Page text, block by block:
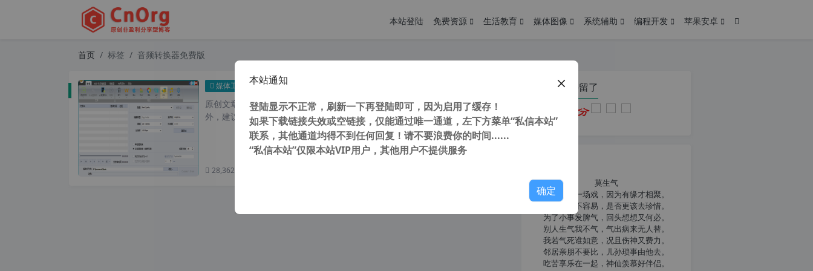
本站登陆 免费资源 生活教育 媒体图像 系统辅助 编程开发 苹果安卓
首页 标签 音频转换器免费版
媒体工具 独家汉化 AVS Audio Converter v10.4.2.637 AVS音频转换器 转换音频格式
原创文章，转载请注明： 转载自 cnorg.12hp.de 注意： 由于网站空间位于国
外，建议避开晚上的访问高...
28,362 次浏览
您在本页停留了
莫生气
人生就像一场戏，因为有缘才相聚。
相扶到老不容易，是否更该去珍惜。
为了小事发脾气，回头想想又何必。
别人生气我不气，气出病来无人替。
我若气死谁如意，况且伤神又费力。
邻居亲朋不要比，儿孙琐事由他去。
吃苦享乐在一起，神仙羡慕好伴侣。
本站通知
登陆显示不正常，刷新一下再登陆即可，因为启用了缓存！
如果下载链接失效或空链接，仅能通过唯一通道，左下方菜单“私信本站”
联系，其他通道均得不到任何回复！请不要浪费你的时间......
“私信本站”仅限本站VIP用户，其他用户不提供服务
确定